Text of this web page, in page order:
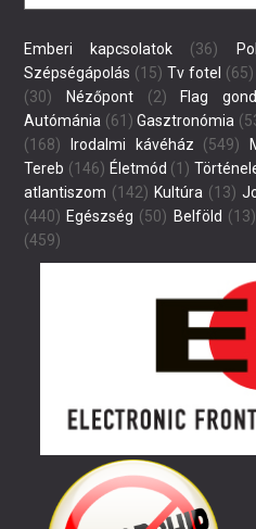
Emberi kapcsolatok (36)
Szépségápolás (15) Tv fotel (65)
(30)
Nézőpont (2) Flag
Autómánia (61) Gasztronómia
(168)
Irodalmi kávéház (549)
Tereb (146) Életmód (1)
atlantiszom (142) Kultúra (13)
(440) Egészség (50) Belföld (13)
(459)